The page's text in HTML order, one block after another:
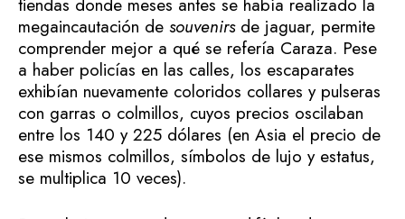
megaincautación de souvenirsde jaguar, permite
comprender mejor a qué se refería Caraza. Pese
a haber policías en las calles, los escaparates
exhibían nuevamente coloridos collares y pulseras
con garras o colmillos, cuyos precios oscilaban
entre los 140 y 225 dólares (en Asia el precio de
ese mismos colmillos, símbolos de lujo y estatus,
se multiplica 10 veces).